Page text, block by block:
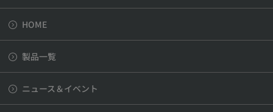
HOME
製品一覧
ニュース＆イベント